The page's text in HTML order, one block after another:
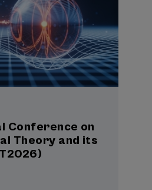
Conference on
Theory and its